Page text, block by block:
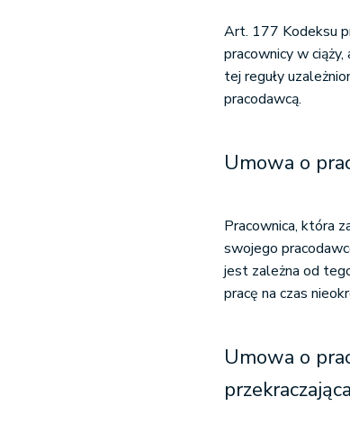
Art. 177 Kodeksu
pracownicy w
tej reguły
pracodawcą.
Umowa o
Pracownica, która
swojego
jest zależna od
pracę na czas
Umowa o